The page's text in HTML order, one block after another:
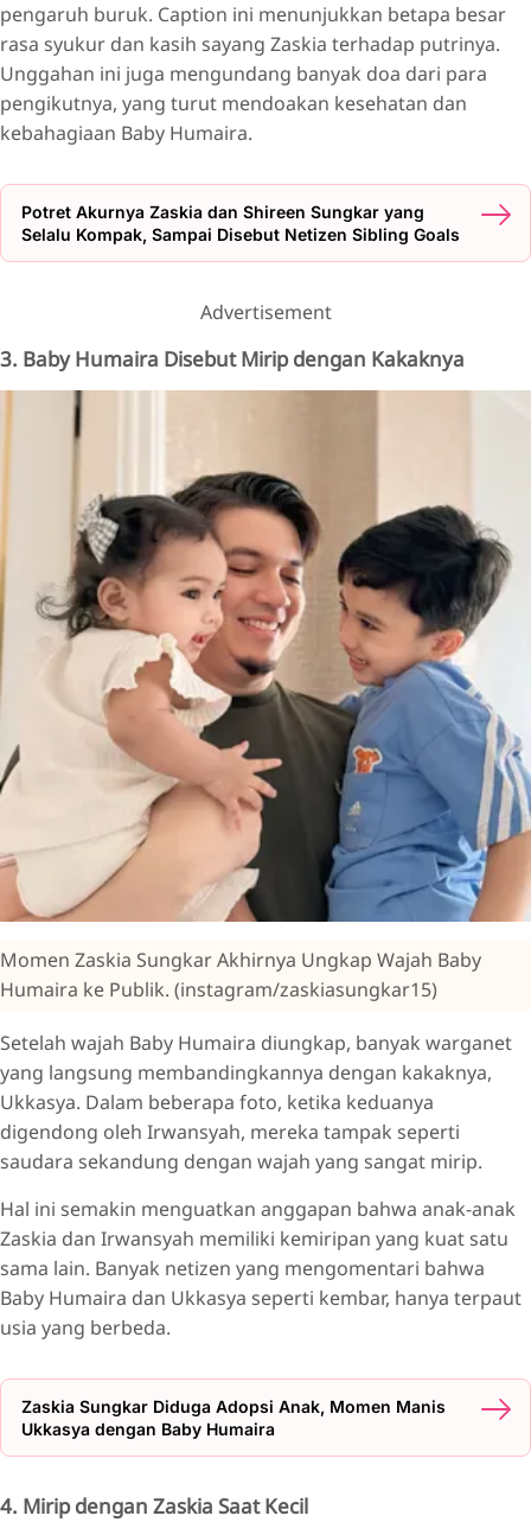
pengaruh buruk. Caption ini menunjukkan betapa besar
rasa syukur dan kasih sayang Zaskia terhadap putrinya.
Unggahan ini juga mengundang banyak doa dari para
pengikutnya, yang turut mendoakan kesehatan dan
kebahagiaan Baby Humaira.
Potret Akurnya Zaskia dan Shireen Sungkar yang
Selalu Kompak, Sampai Disebut Netizen Sibling Goals
Advertisement
3. Baby Humaira Disebut Mirip dengan Kakaknya
Momen Zaskia Sungkar Akhirnya Ungkap Wajah Baby
Humaira ke Publik. (instagram/zaskiasungkar15)
Setelah wajah Baby Humaira diungkap, banyak warganet
yang langsung membandingkannya dengan kakaknya,
Ukkasya. Dalam beberapa foto, ketika keduanya
digendong oleh Irwansyah, mereka tampak seperti
saudara sekandung dengan wajah yang sangat mirip.
Hal ini semakin menguatkan anggapan bahwa anak-anak
Zaskia dan Irwansyah memiliki kemiripan yang kuat satu
sama lain. Banyak netizen yang mengomentari bahwa
Baby Humaira dan Ukkasya seperti kembar, hanya terpaut
usia yang berbeda.
Zaskia Sungkar Diduga Adopsi Anak, Momen Manis
Ukkasya dengan Baby Humaira
4. Mirip dengan Zaskia Saat Kecil